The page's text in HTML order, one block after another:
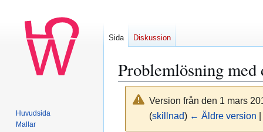
Problemlösning
Version från den 1 mars
(skillnad) ← Äldre version
Sida Diskussion
Huvudsida
Mallar